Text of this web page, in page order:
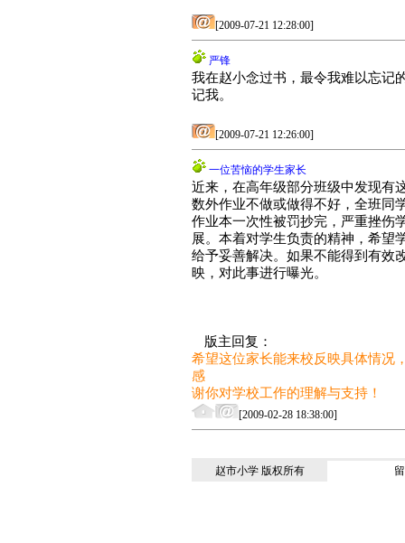
[2009-07-21 12:28:00]
严锋
我在赵小念过书，最令我难以忘记
记我。
[2009-07-21 12:26:00]
一位苦恼的学生家长
近来，在高年级部分班级中发现有
数外作业不做或做得不好，全班同
作业本一次性被罚抄完，严重挫伤
展。本着对学生负责的精神，希望
给予妥善解决。如果不能得到有效
映，对此事进行曝光。
版主回复：
希望这位家长能来校反映具体情况
感
谢你对学校工作的理解与支持！
[2009-02-28 18:38:00]
赵市小学 版权所有